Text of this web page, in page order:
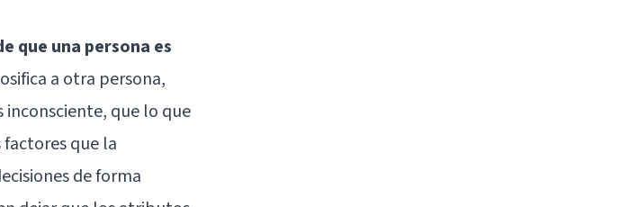
que una persona es
a otra persona,
inconsciente, que lo que
que la
de forma